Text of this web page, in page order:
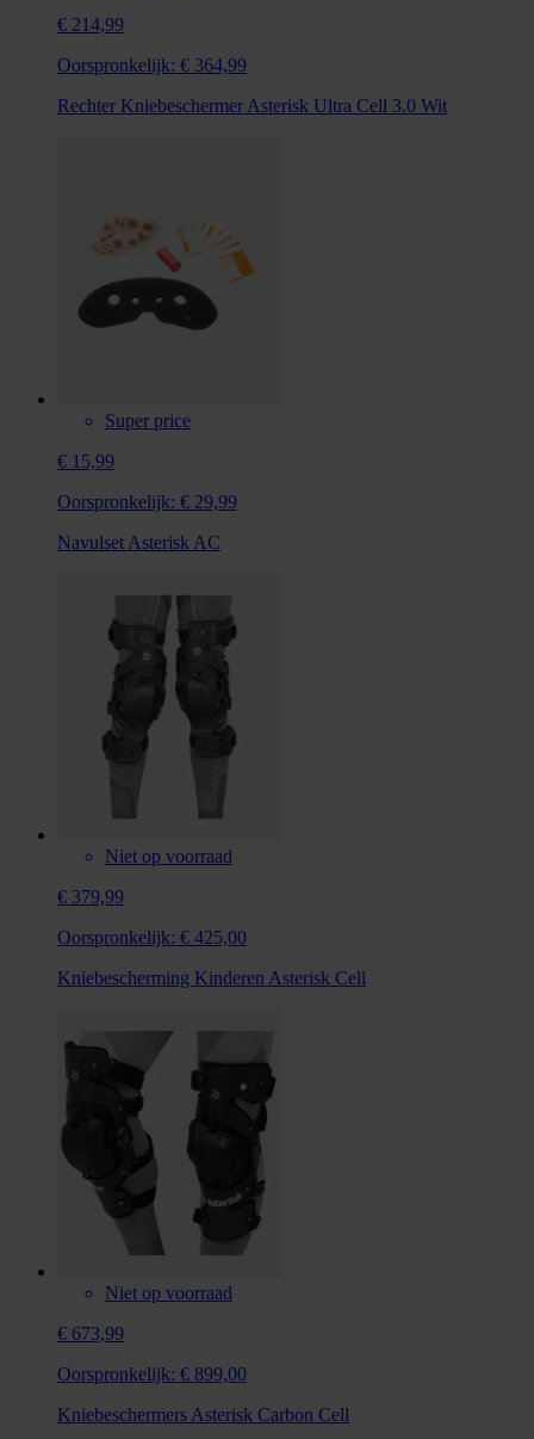
€ 214,99
Oorspronkelijk: € 364,99
Rechter Kniebeschermer Asterisk Ultra Cell 3.0 Wit
Super price
€ 15,99
Oorspronkelijk: € 29,99
Navulset Asterisk AC
Niet op voorraad
€ 379,99
Oorspronkelijk: € 425,00
Kniebescherming Kinderen Asterisk Cell
Niet op voorraad
€ 673,99
Oorspronkelijk: € 899,00
Kniebeschermers Asterisk Carbon Cell